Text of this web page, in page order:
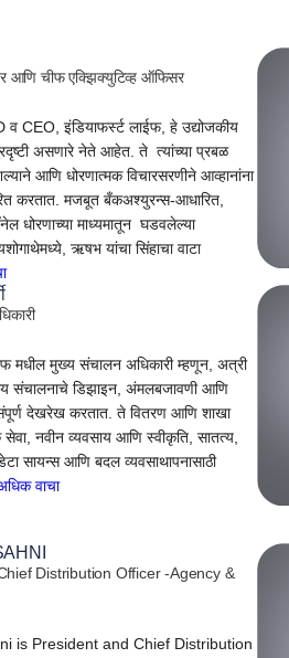
आणि चीफ एक्झिक्युटिव्ह ऑफिसर
CEO, इंडियाफर्स्ट लाईफ, हे उद्योजकीय
असणारे नेते आहेत. ते त्यांच्या प्रबळ
आणि धोरणात्मक विचारसरणीने आव्हानांना
करतात. मजबूत बँकअश्युरन्स-आधारित,
धोरणाच्या माध्यमातून घडवलेल्या
ऋषभ यांचा सिंहाचा वाटा
मधील मुख्य संचालन अधिकारी म्हणून, अत्री
संचालनाचे डिझाइन, अंमलबजावणी आणि
देखरेख करतात. ते वितरण आणि शाखा
नवीन व्यवसाय आणि स्वीकृति, सातत्य,
सायन्स आणि बदल व्यवसाथापनासाठी
वाचा
Distribution Officer -Agency &
is President and Chief Distribution